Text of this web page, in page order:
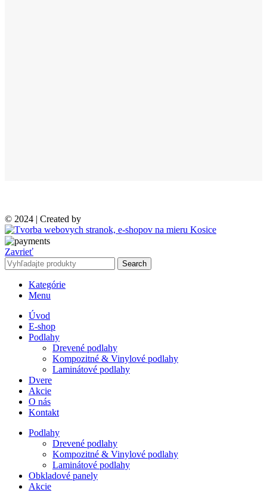
© 2024 | Created by
Zavrieť
Search
Kategórie
Menu
Úvod
E-shop
Podlahy
Drevené podlahy
Kompozitné & Vinylové podlahy
Laminátové podlahy
Dvere
Akcie
O nás
Kontakt
Podlahy
Drevené podlahy
Kompozitné & Vinylové podlahy
Laminátové podlahy
Obkladové panely
Akcie